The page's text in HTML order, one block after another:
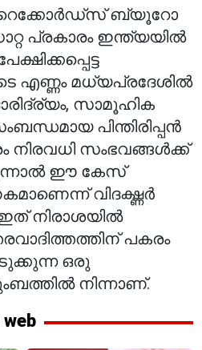
ബ്യൂറോ
പ്രകാരം ഇന്ത്യയിൽ
എണ്ണം മധ്യപ്രദേശിൽ
സാമൂഹിക
പിന്തിരിപ്പൻ
നിരവധി സംഭവങ്ങൾക്ക്
ഈ കേസ്
വിദഗ്ദ്ധർ
നിരാശയിൽ
പകരം
ഒരു
നിന്നാണ്.